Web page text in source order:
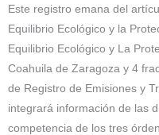
Este registro emana del
Equilibrio Ecológico y la
Equilibrio Ecológico y La
Coahuila de Zaragoza y 4
de Registro de Emisiones y
integrará información de las
competencia de los tres